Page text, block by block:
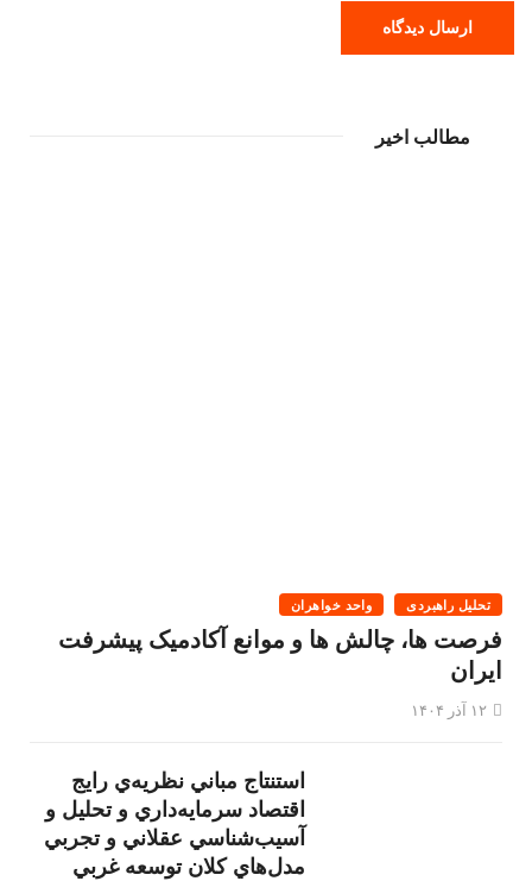
مطالب اخیر
تحلیل راهبردی واحد خواهران
فرصت ها، چالش ها و موانع آکادمیک پیشرفت
ایران
استنتاج مباني نظريه‌ي رايج
اقتصاد سرمايه‌داري و تحليل و
آسيب‌شناسي عقلاني و تجربي
مدل‌هاي كلان توسعه غربي